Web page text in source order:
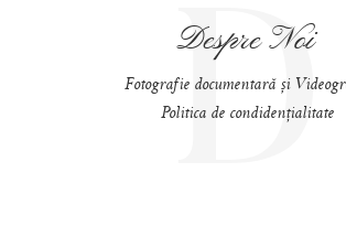
Despre Noi
D
Fotografie documentară și
Politica de condidențialitate